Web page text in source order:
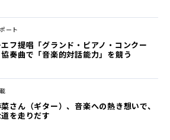
ート
フ提唱「グランド・ピアノ・コンクー
奏曲で「音楽的対話能力」を競う
さん（ギター）、音楽への熱き想いで、
を走りだす